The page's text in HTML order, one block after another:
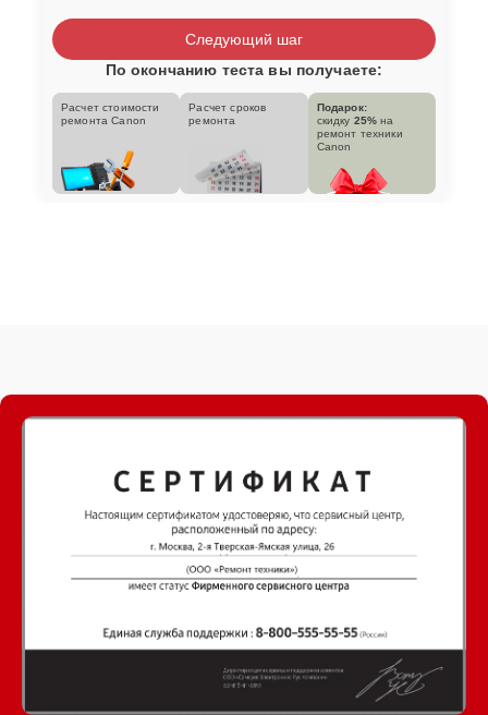
Следующий шаг
По окончанию теста вы получаете:
Расчет стоимости
ремонта Canon
Расчет сроков
ремонта
Подарок:
скидку 25% на
ремонт техники
Canon